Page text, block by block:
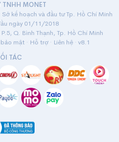
TNHH MONET
kế hoạch và đầu tư Tp. Hồ Chí Minh
ngày 01/11/2018
Q. Bình Thạnh, Tp. Hồ Chí Minh
mật · Hỗ trợ · Liên hệ · v8.1
TÁC